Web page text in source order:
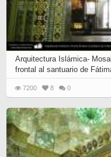
Arquitectura Islámica-
frontal al santuario de
7200 8 0